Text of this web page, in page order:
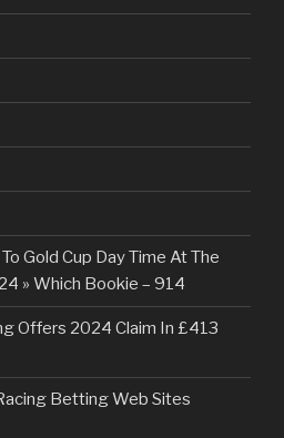
Gold Cup Day Time At The
» Which Bookie – 914
Offers 2024 Claim In £413
Betting Web Sites